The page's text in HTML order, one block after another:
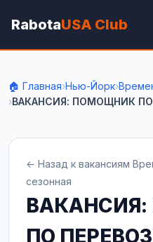
RabotaUSA Club
🏠 Главная›Нью-Йорк›
›ВАКАНСИЯ: ПОМОЩНИК ПО
← Назад к вакансиям
сезонная
ПО